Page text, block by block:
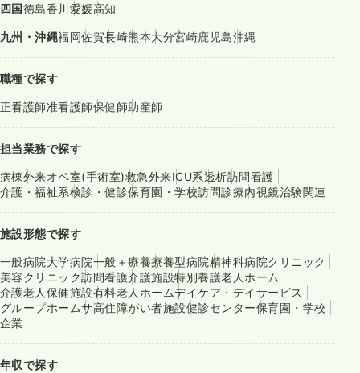
四国徳島香川愛媛高知
九州・沖縄福岡佐賀長崎熊本大分宮崎鹿児島沖縄
職種で探す
正看護師准看護師保健師助産師
担当業務で探す
病棟外来オペ室(手術室)救急外来ICU系透析訪問看護
介護・福祉系検診・健診保育園・学校訪問診療内視鏡治験関連
施設形態で探す
一般病院大学病院一般＋療養療養型病院精神科病院クリニック
美容クリニック訪問看護介護施設特別養護老人ホーム
介護老人保健施設有料老人ホームデイケア・デイサービス
グループホームサ高住障がい者施設健診センター保育園・学校
企業
年収で探す